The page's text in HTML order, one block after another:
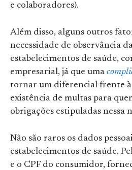
e colaboradores).
Além disso, alguns outros
necessidade de observância
estabelecimentos de saúde,
empresarial, já que uma
tornar um diferencial frente à
existência de multas para
obrigações estipuladas nessa
Não são raros os dados
estabelecimentos de saúde.
e o CPF do consumidor,